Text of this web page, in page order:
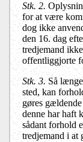
Stk. 2.
for at være
dog ikke
den 16. dag
tredjemand
offentliggjorte
Stk. 3.Så længe
sted, kan
gøres
denne har haft
sådant forhold
tredjemand i at